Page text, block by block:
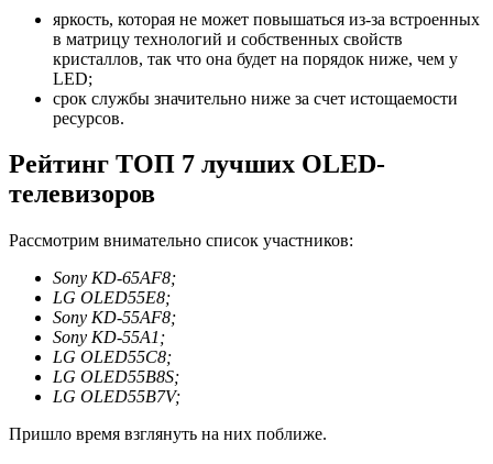
яркость, которая не может повышаться из-за встроенных
в матрицу технологий и собственных свойств
кристаллов, так что она будет на порядок ниже, чем у
LED;
срок службы значительно ниже за счет истощаемости
ресурсов.
Рейтинг ТОП 7 лучших OLED-
телевизоров
Рассмотрим внимательно список участников:
Sony KD-65AF8;
LG OLED55E8;
Sony KD-55AF8;
Sony KD-55A1;
LG OLED55C8;
LG OLED55B8S;
LG OLED55B7V;
Пришло время взглянуть на них поближе.